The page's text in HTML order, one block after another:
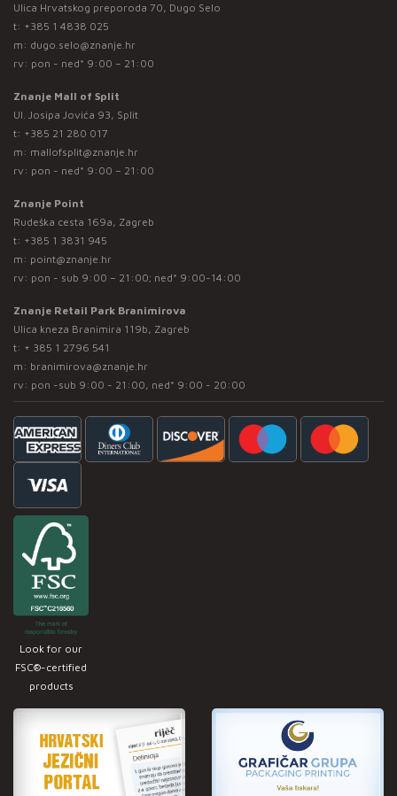
Ulica Hrvatskog preporoda 70, Dugo Selo
t: +385 1 4838 025
m: dugo.selo@znanje.hr
rv: pon - ned* 9:00 – 21:00
Znanje Mall of Split
Ul. Josipa Jovića 93, Split
t: +385 21 280 017
m: mallofsplit@znanje.hr
rv: pon - ned* 9:00 – 21:00
Znanje Point
Rudeška cesta 169a, Zagreb
t: +385 1 3831 945
m: point@znanje.hr
rv: pon - sub 9:00 – 21:00; ned* 9:00-14:00
Znanje Retail Park Branimirova
Ulica kneza Branimira 119b, Zagreb
t: + 385 1 2796 541
m: branimirova@znanje.hr
rv: pon -sub 9:00 - 21:00, ned* 9:00 - 20:00
Look for our
FSC®-certified
products